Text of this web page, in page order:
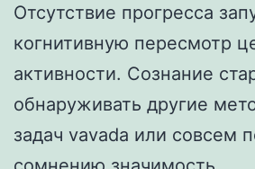
Отсутствие прогресса
когнитивную пересмотр
активности. Сознание
обнаруживать другие
задач vavada или совсем